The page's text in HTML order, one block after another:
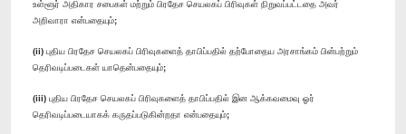
உள்ளூர் அதிகார சபைகள் மற்றும் பிரதேச செயலகப் பிரிவுகள் நிறுவப்பட்டதை அவர்
அறிவாரா என்பதையும்;
(ii) புதிய பிரதேச செயலகப் பிரிவுகளைத் தாபிப்பதில் தற்போதைய அரசாங்கம் பின்பற்றும்
தெரிவடிப்படைகள் யாதென்பதையும்;
(iii) புதிய பிரதேச செயலகப் பிரிவுகளைத் தாபிப்பதில் இன ஆக்கவமைவு ஓர்
தெரிவடிப்படையாகக் கருதப்படுகின்றதா என்பதையும்;